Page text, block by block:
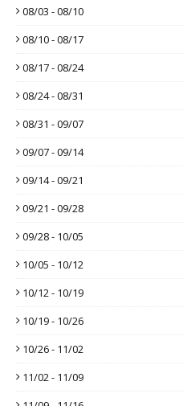
08/03 - 08/10
08/10 - 08/17
08/17 - 08/24
08/24 - 08/31
08/31 - 09/07
09/07 - 09/14
09/14 - 09/21
09/21 - 09/28
09/28 - 10/05
10/05 - 10/12
10/12 - 10/19
10/19 - 10/26
10/26 - 11/02
11/02 - 11/09